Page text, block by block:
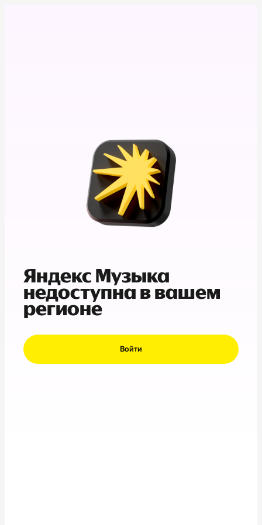
Яндекс Музыка
недоступна в вашем
регионе
Войти